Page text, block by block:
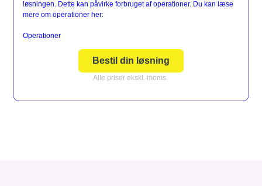
løsningen. Dette kan påvirke forbruget af operationer. Du kan læse
mere om operationer her:
Operationer
Bestil din løsning
Alle priser ekskl. moms.